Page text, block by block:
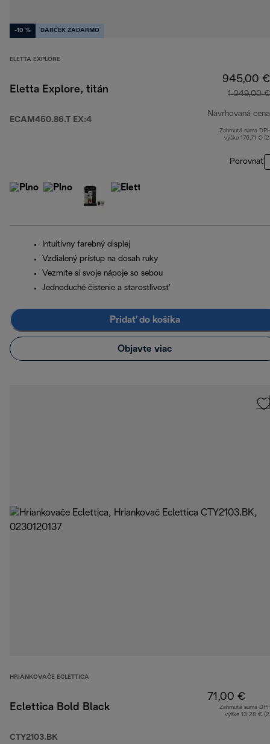
-10 % DARČEK ZADARMO
ELETTA EXPLORE
Eletta Explore, titán
ECAM450.86.T EX:4
945,00 €
1 049,00 €
Navrhovaná cena
Zahrnutá suma
výške 176,71 €
Porovnať
Intuitívny farebný displej
Vzdialený prístup na dosah ruky
Vezmite si svoje nápoje so sebou
Jednoduché čistenie a starostlivosť
Pridať do košíka
Objavte viac
HRIANKOVAČE ECLETTICA
Eclettica Bold Black
CTY2103.BK
71,00 €
Zahrnutá suma
výške 13,28 €